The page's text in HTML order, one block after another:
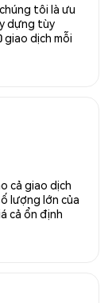
tôi là ưu
dựng tùy
giao dịch mỗi
cả giao dịch
lượng lớn của
cả ổn định